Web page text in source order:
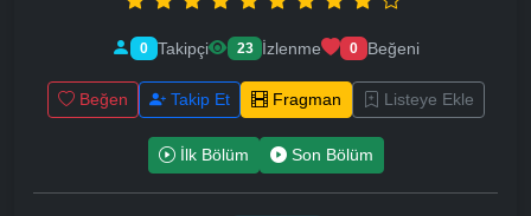
0 Takipçi 23 İzlenme 0 Beğeni
Beğen Takip Et Fragman Listeye Ekle
İlk Bölüm Son Bölüm